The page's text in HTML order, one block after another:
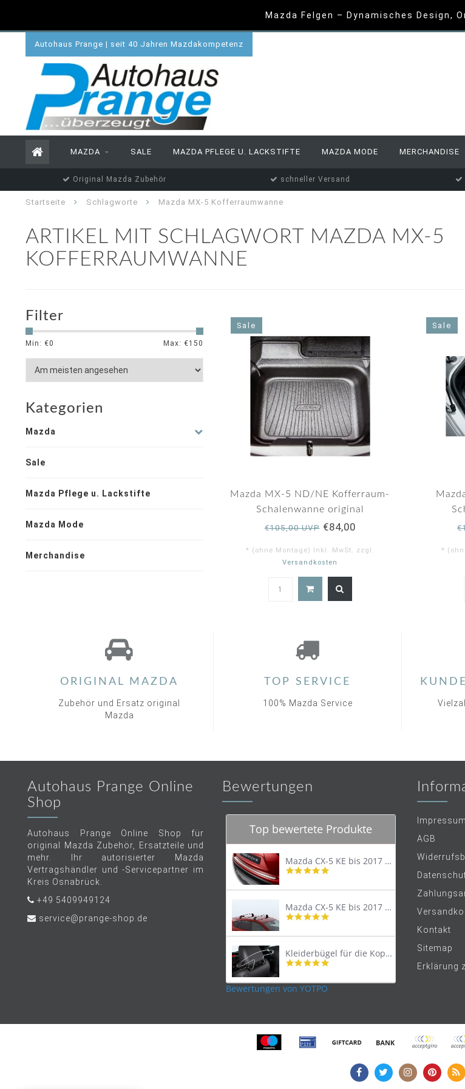
Mazda Felgen – Dynamisches Design,
Autohaus Prange | seit 40 Jahren Mazdakompetenz
MAZDA SALE MAZDA PFLEGE U. LACKSTIFTE MAZDA MODE MERCHANDISE
Original Mazda Zubehör schneller Versand
Startseite Schlagworte Mazda MX-5 Kofferraumwanne
ARTIKEL MIT SCHLAGWORT MAZDA MX-5
KOFFERRAUMWANNE
Filter
Min: €0 Max: €150
Kategorien
Mazda
Sale
Mazda Pflege u. Lackstifte
Mazda Mode
Merchandise
Sale
Mazda MX-5 ND/NE Kofferraum-
Schalenwanne original
€105,00 UVP€84,00
* (ohne Montage) Inkl. MwSt. zzgl.
Versandkosten
Sale
*
ORIGINAL MAZDA
Zubehör und Ersatz original
Mazda
TOP SERVICE
100% Mazda Service
Autohaus Prange Online
Shop
Autohaus Prange Online Shop für
original Mazda Zubehör, Ersatzteile und
mehr. Ihr autorisierter Mazda
Vertragshändler und -Servicepartner im
Kreis Osnabrück.
+49 5409949124
service@prange-shop.de
Bewertungen
Top bewertete Produkte
Mazda CX-5 KE bis 2017 Trittschutzleiste Edelstahl original
4.8
rating
Mazda CX-5 KE bis 2017 Lastenträger Dachträger
4.9
rating
Kleiderbügel für die Kopfstütze
4.9
rating
Bewertungen von YOTPO
Impressum
AGB
Kontakt
Sitemap
Erklärung